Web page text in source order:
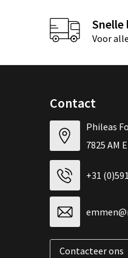
Snelle
Voor
Contact
Phileas
7825 AM
+31
Contacteer ons